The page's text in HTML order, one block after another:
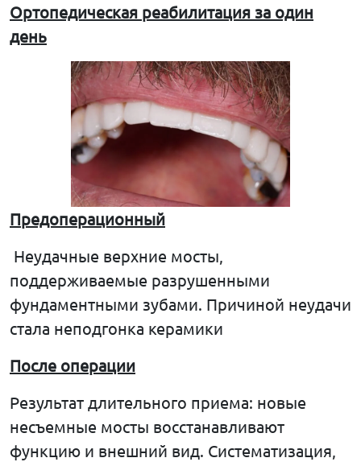
Ортопедическая реабилитация за один
день
Предоперационный
Неудачные верхние мосты,
поддерживаемые разрушенными
фундаментными зубами. Причиной неудачи
стала неподгонка керамики
После операции
Результат длительного приема: новые
несъемные мосты восстанавливают
функцию и внешний вид. Систематизация,